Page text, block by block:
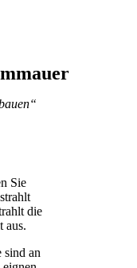
Sie
die
aus.
sind an